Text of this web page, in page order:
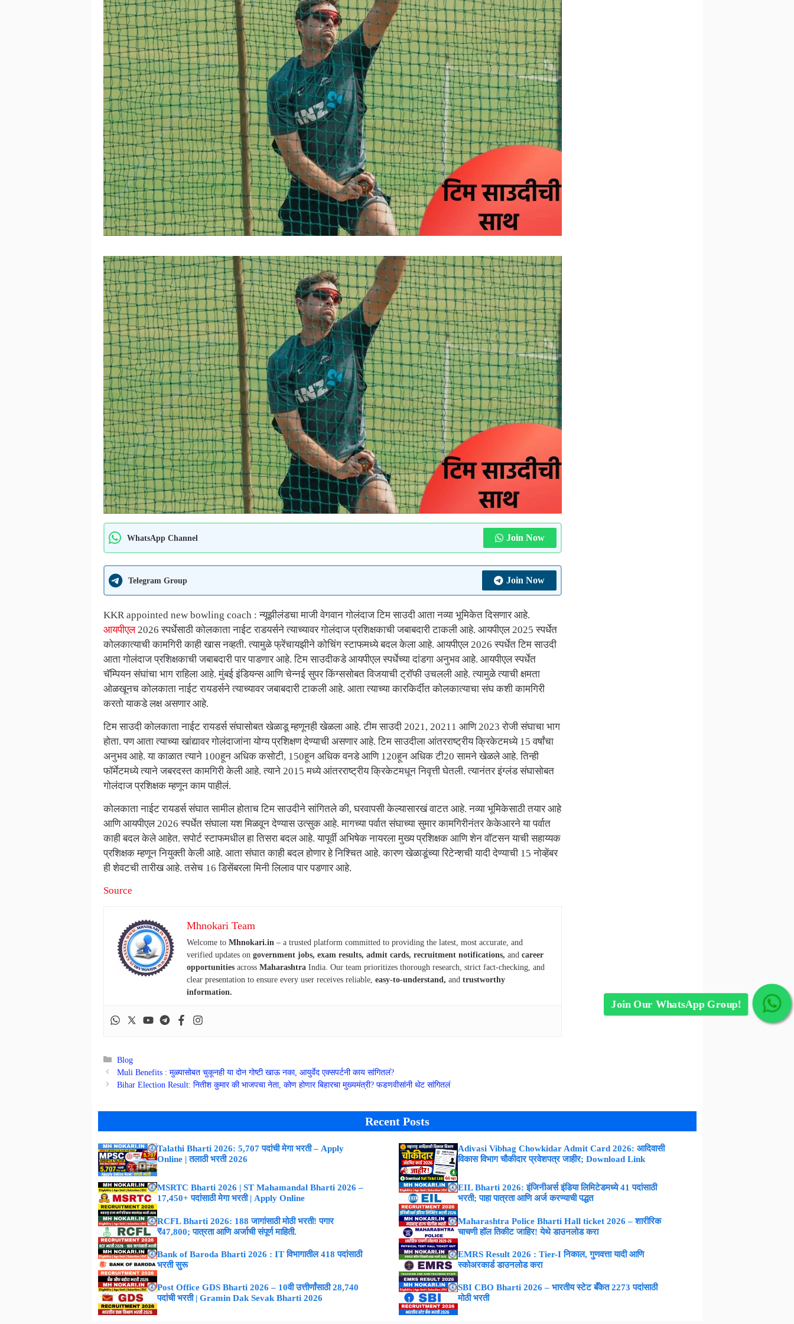
WhatsApp Channel Join Now
Telegram Group Join Now
KKR appointed new bowling coach : न्यूझीलंडचा माजी वेगवान गोलंदाज टिम साउदी आता नव्या भूमिकेत दिसणार आहे.
आयपीएल2026 स्पर्धेसाठी कोलकाता नाईट राडयर्सने त्याच्यावर गोलंदाज प्रशिक्षकाची जबाबदारी टाकली आहे. आयपीएल 2025 स्पर्धेत
कोलकात्याची कामगिरी काही खास नव्हती. त्यामुळे फ्रेंचायझीने कोचिंग स्टाफमध्ये बदल केला आहे. आयपीएल 2026 स्पर्धेत टिम साउदी
आता गोलंदाज प्रशिक्षकाची जबाबदारी पार पाडणार आहे. टिम साउदीकडे आयपीएल स्पर्धेच्या दांडगा अनुभव आहे. आयपीएल स्पर्धेत
चॅम्पियन संघांचा भाग राहिला आहे. मुंबई इंडियन्स आणि चेन्नई सुपर किंग्ससोबत विजयाची ट्रॉफी उचलली आहे. त्यामुळे त्याची क्षमता
ओळखूनच कोलकाता नाईट रायडर्सने त्याच्यावर जबाबदारी टाकली आहे. आता त्याच्या कारकि‍र्दीत कोलकात्याचा संघ कशी कामगिरी
करतो याकडे लक्ष असणार आहे.
टिम साउदी कोलकाता नाईट रायडर्स संघासोबत खेळाडू म्हणूनही खेळला आहे. टीम साउदी 2021, 20211 आणि 2023 रोजी संघाचा भाग
होता. पण आता त्याच्या खांद्यावर गोलंदाजांना योग्य प्रशिक्षण देण्याची असणार आहे. टिम साउदीला आंतरराष्ट्रीय क्रिकेटमध्ये 15 वर्षांचा
अनुभव आहे. या काळात त्याने 100हून अधिक कसोटी, 150हून अधिक वनडे आणि 120हून अधिक टी20 सामने खेळले आहे. तिन्ही
फॉर्मेटमध्ये त्याने जबरदस्त कामगिरी केली आहे. त्याने 2015 मध्ये आंतरराष्ट्रीय क्रिकेटमधून निवृत्ती घेतली. त्यानंतर इंग्लंड संघासोबत
गोलंदाज प्रशिक्षक म्हणून काम पाहीलं.
कोलकाता नाईट रायडर्स संघात सामील होताच टिम साउदीने सांगितले की, घरवापसी केल्यासारखं वाटत आहे. नव्या भूमिकेसाठी तयार आहे
आणि आयपीएल 2026 स्पर्धेत संघाला यश मिळवून देण्यास उत्सुक आहे. मागच्या पर्वात संघाच्या सुमार कामगिरीनंतर केकेआरने या पर्वात
काही बदल केले आहेत. सपोर्ट स्टाफमधील हा तिसरा बदल आहे. यापूर्वी अभिषेक नायरला मुख्य प्रशिक्षक आणि शेन वॉटसन याची सहाय्यक
प्रशिक्षक म्हणून नियुक्ती केली आहे. आता संघात काही बदल होणार हे निश्चित आहे. कारण खेळाडूंच्या रिटेन्शची यादी देण्याची 15 नोव्हेंबर
ही शेवटची तारीख आहे. तसेच 16 डिसेंबरला मिनी लिलाव पार पडणार आहे.
Source
Mhnokari Team
Welcome to Mhnokari.in – a trusted platform committed to providing the latest, most accurate, and
verified updates on government jobs, exam results, admit cards, recruitment notifications, and career
opportunitiesacross MaharashtraIndia. Our team prioritizes thorough research, strict fact-checking, and
clear presentation to ensure every user receives reliable, easy-to-understand, and trustworthy
information.
Categories
Blog
Muli Benefits : मुळ्यासोबत चुकूनही या दोन गोष्टी खाऊ नका, आयुर्वेद एक्सपर्टनी काय सांगितलं?
Bihar Election Result: नितीश कुमार की भाजपचा नेता, कोण होणार बिहारचा मुख्यमंत्री? फडणवीसांनी थेट सांगितलं
Recent Posts
Talathi Bharti 2026: 5,707 पदांची मेगा भरती – Apply
Online | तलाठी भरती 2026
Adivasi Vibhag Chowkidar Admit Card 2026: आदिवासी
विकास विभाग चौकीदार प्रवेशपत्र जाहीर; Download Link
MSRTC Bharti 2026 | ST Mahamandal Bharti 2026 –
17,450+ पदांसाठी मेगा भरती | Apply Online
EIL Bharti 2026: इंजिनीअर्स इंडिया लिमिटेडमध्ये 41 पदांसाठी
भरती; पाहा पात्रता आणि अर्ज करण्याची पद्धत
RCFL Bharti 2026: 188 जागांसाठी मोठी भरती! पगार
₹47,800; पात्रता आणि अर्जाची संपूर्ण माहिती.
Maharashtra Police Bharti Hall ticket 2026 – शारीरिक
चाचणी हॉल तिकीट जाहिर! येथे डाउनलोड करा
Bank of Baroda Bharti 2026 : IT विभागातील 418 पदांसाठी
भरती सुरू
EMRS Result 2026 : Tier-I निकाल, गुणवत्ता यादी आणि
स्कोअरकार्ड डाउनलोड करा
Post Office GDS Bharti 2026 – 10वी उत्तीर्णांसाठी 28,740
पदांची भरती | Gramin Dak Sevak Bharti 2026
SBI CBO Bharti 2026 – भारतीय स्टेट बँकेत 2273 पदांसाठी
मोठी भरती
Join Our WhatsApp Group!